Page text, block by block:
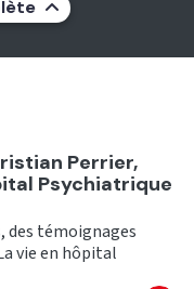
Perrier,
Psychiatrique
des témoignages
vie en hôpital